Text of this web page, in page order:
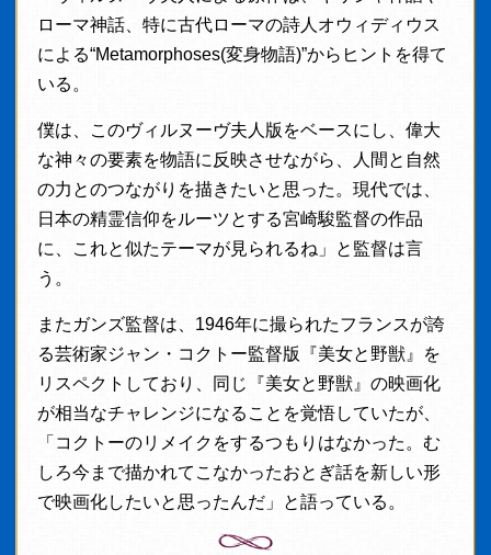
ローマ神話、特に古代ローマの詩人オウィディウス
による“Metamorphoses(変身物語)”からヒントを得て
いる。
僕は、このヴィルヌーヴ夫人版をベースにし、偉大
な神々の要素を物語に反映させながら、人間と自然
の力とのつながりを描きたいと思った。現代では、
日本の精霊信仰をルーツとする宮崎駿監督の作品
に、これと似たテーマが見られるね」と監督は言
う。
またガンズ監督は、1946年に撮られたフランスが誇
る芸術家ジャン・コクトー監督版『美女と野獣』を
リスペクトしており、同じ『美女と野獣』の映画化
が相当なチャレンジになることを覚悟していたが、
「コクトーのリメイクをするつもりはなかった。む
しろ今まで描かれてこなかったおとぎ話を新しい形
で映画化したいと思ったんだ」と語っている。